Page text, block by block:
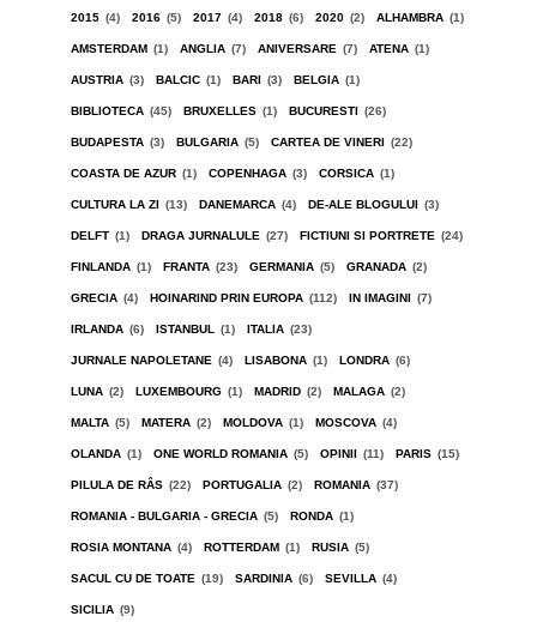
2015 (4) 2016 (5) 2017 (4) 2018 (6) 2020 (2) ALHAMBRA (1)
AMSTERDAM (1) ANGLIA (7) ANIVERSARE (7) ATENA (1)
AUSTRIA (3) BALCIC (1) BARI (3) BELGIA (1)
BIBLIOTECA (45) BRUXELLES (1) BUCURESTI (26)
BUDAPESTA (3) BULGARIA (5) CARTEA DE VINERI (22)
COASTA DE AZUR (1) COPENHAGA (3) CORSICA (1)
CULTURA LA ZI (13) DANEMARCA (4) DE-ALE BLOGULUI (3)
DELFT (1) DRAGA JURNALULE (27) FICTIUNI SI PORTRETE (24)
FINLANDA (1) FRANTA (23) GERMANIA (5) GRANADA (2)
GRECIA (4) HOINARIND PRIN EUROPA (112) IN IMAGINI (7)
IRLANDA (6) ISTANBUL (1) ITALIA (23)
JURNALE NAPOLETANE (4) LISABONA (1) LONDRA (6)
LUNA (2) LUXEMBOURG (1) MADRID (2) MALAGA (2)
MALTA (5) MATERA (2) MOLDOVA (1) MOSCOVA (4)
OLANDA (1) ONE WORLD ROMANIA (5) OPINII (11) PARIS (15)
PILULA DE RÂS (22) PORTUGALIA (2) ROMANIA (37)
ROMANIA - BULGARIA - GRECIA (5) RONDA (1)
ROSIA MONTANA (4) ROTTERDAM (1) RUSIA (5)
SACUL CU DE TOATE (19) SARDINIA (6) SEVILLA (4)
SICILIA (9)